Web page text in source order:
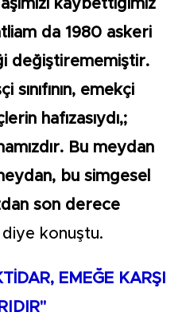
kaybettiğimiz
da 1980 askeri
değiştirememiştir.
emekçi
hafızasıydı,;
Bu meydan
bu simgesel
son derece
diye konuştu.
EMEĞE KARŞI